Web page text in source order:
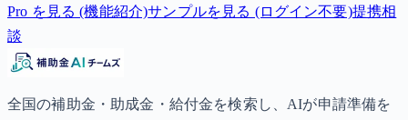
Pro を見る (機能紹介)サンプルを見る (ログイン不要)提携相
談
全国の補助金・助成金・給付金を検索し、AIが申請準備を